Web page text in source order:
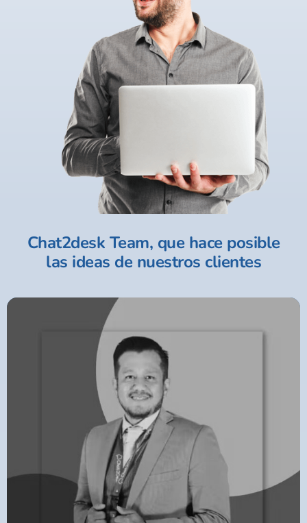
Chat2desk Team, que hace posible
las ideas de nuestros clientes